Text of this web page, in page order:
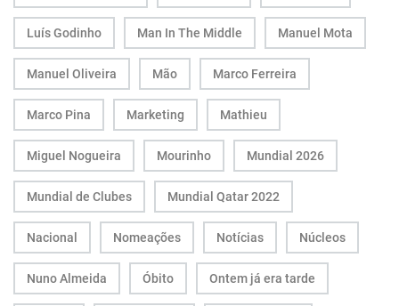
Luís Godinho Man In The Middle Manuel Mota
Manuel Oliveira Mão Marco Ferreira
Marco Pina Marketing Mathieu
Miguel Nogueira Mourinho Mundial 2026
Mundial de Clubes Mundial Qatar 2022
Nacional Nomeações Notícias Núcleos
Nuno Almeida Óbito Ontem já era tarde